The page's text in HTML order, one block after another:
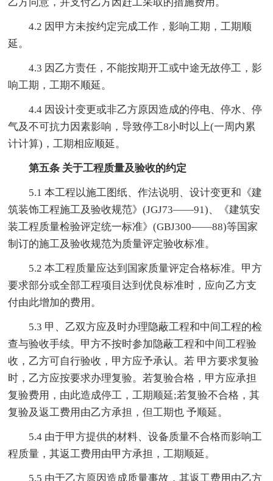
4.2 因甲方未按约定完成工作，影响工期，工期顺
延。
4.3 因乙方责任，不能按期开工或中途无故停工，影
响工期，工期不顺延。
4.4 因设计变更或非乙方原因造成的停电、停水、停
气及不可抗力因素影响，导致停工8小时以上(一周内累
计计算)，工期相应顺延。
第五条 关于工程质量及验收的约定
5.1 本工程以施工图纸、作法说明、设计变更和《建
筑装饰工程施工及验收规范》(JGJ73——91)、《建筑安
装工程质量检验评定统一标准》(GBJ300——88)等国家
制订的施工及验收规范为质量评定验收标准。
5.2 本工程质量应达到国家质量评定合格标准。甲方
要求部分或全部工程项目达到优良标准时，应向乙方支
付由此增加的费用。
5.3 甲、乙双方应及时办理隐蔽工程和中间工程的检
查与验收手续。甲方不按时参加隐蔽工程和中间工程验
收，乙方可自行验收，甲方应予承认。若 甲方要求复验
时，乙方应按要求办理复验。若复验合格，甲方应承担
复验费用，由此造成停工，工期顺延;若复验不合格，其
复验及返工费用由乙方承担，但工期也 予顺延。
5.4 由于甲方提供的材料、设备质量不合格而影响工
程质量，其返工费用由甲方承担，工期顺延。
5.5 由于乙方原因造成质量事故，其返工费用由乙方